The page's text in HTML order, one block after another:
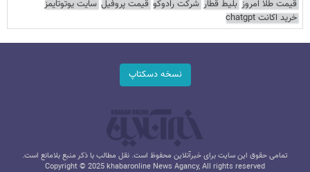
قیمت طلا امروز بلیط قطار شرکت رادوکو قیمت پروفیل سایت یوتوتایمز
خرید اکانت chatgpt
نسخه دسکتاپ
تمامی حقوق این سایت برای خبرآنلاین محفوظ است. نقل مطالب با ذکر منبع بلامانع است.
Copyright © 2025 khabaronline News Agancy, All rights reserved